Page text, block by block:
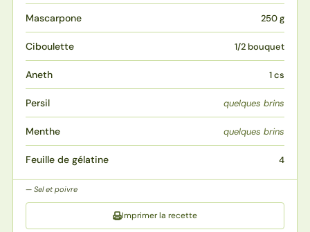
Mascarpone 250 g
Ciboulette 1/2 bouquet
Aneth 1 cs
Persil quelques brins
Menthe quelques brins
Feuille de gélatine 4
Sel et poivre
Imprimer la recette